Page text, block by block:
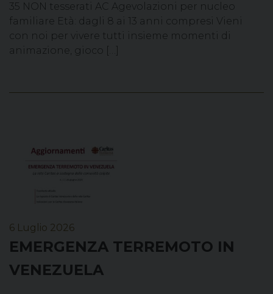
35 NON tesserati AC Agevolazioni per nucleo
familiare Età: dagli 8 ai 13 anni compresi Vieni
con noi per vivere tutti insieme momenti di
animazione, gioco […]
6 Luglio 2026
EMERGENZA TERREMOTO IN
VENEZUELA